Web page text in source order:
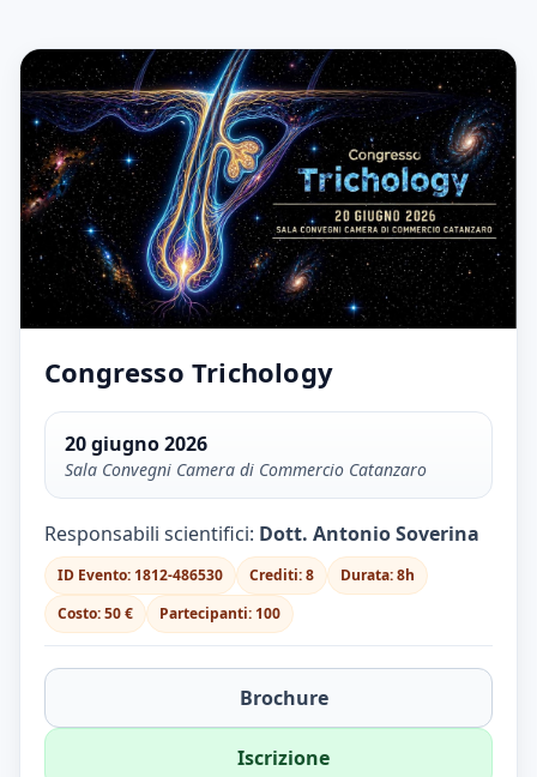
Congresso Trichology
20 giugno 2026
Sala Convegni Camera di Commercio Catanzaro
Responsabili scientifici: Dott. Antonio Soverina
ID Evento: 1812-486530 Crediti: 8
Durata: 8h
Costo: 50 €
Partecipanti: 100
Brochure
Iscrizione